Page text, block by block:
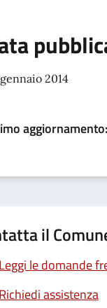
2014
aggiornamento:
il
Leggi le domande
Richiedi assistenza